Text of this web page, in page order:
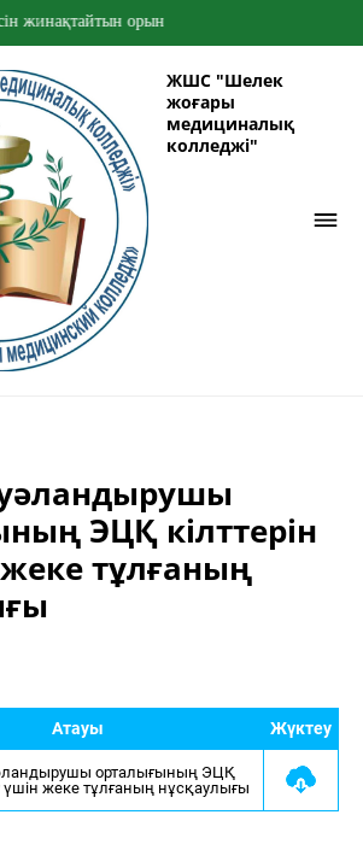
орын
ЖШС "Шелек
жоғары
медициналық
колледжі"
ЭЦҚ кілттерін
тұлғаның
Атауы Жүктеу
орталығының ЭЦҚ
үшін жеке тұлғаның нұсқаулығы